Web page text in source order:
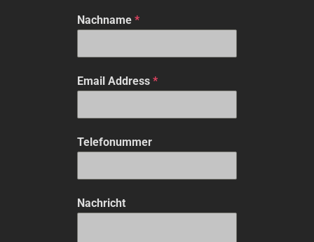
Nachname *
Email Address *
Telefonummer
Nachricht